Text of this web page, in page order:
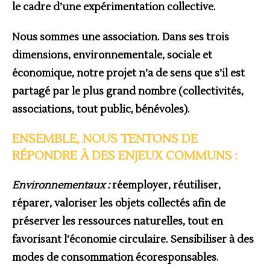
le cadre d’une expérimentation collective.
Nous sommes une association. Dans ses trois
dimensions, environnementale, sociale et
économique, notre projet n’a de sens que s’il est
partagé par le plus grand nombre (collectivités,
associations, tout public, bénévoles).
ENSEMBLE, NOUS TENTONS DE
RÉPONDRE À DES ENJEUX COMMUNS :
Environnementaux :réemployer, réutiliser,
réparer, valoriser les objets collectés afin de
préserver les ressources naturelles, tout en
favorisant l’économie circulaire. Sensibiliser à des
modes de consommation écoresponsables.